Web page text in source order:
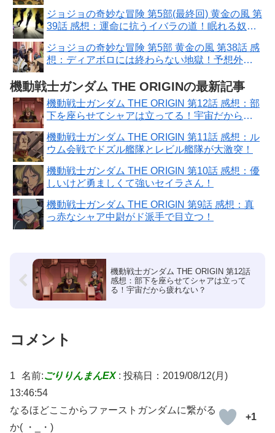
ジョジョの奇妙な冒険 第5部(最終回) 黄金の風 第
39話 感想：運命に抗うイバラの道！眠れる奴隷
ジョジョの奇妙な冒険 第5部 黄金の風 第38話 感
想：ディアボロには終わらない地獄！予想外の
機動戦士ガンダム THE ORIGINの最新記事
機動戦士ガンダム THE ORIGIN 第12話 感想：部
下を座らせてシャアは立ってる！宇宙だから疲
機動戦士ガンダム THE ORIGIN 第11話 感想：ル
ウム会戦でドズル艦隊とレビル艦隊が大激突！
機動戦士ガンダム THE ORIGIN 第10話 感想：優
しいけど勇ましくて強いセイラさん！
機動戦士ガンダム THE ORIGIN 第9話 感想：真
っ赤なシャア中尉がド派手で目立つ！
機動戦士ガンダム THE ORIGIN 第12話
感想：部下を座らせてシャアは立って
る！宇宙だから疲れない？
コメント
1 名前:ごりりんまんEX: 投稿日：2019/08/12(月)
13:46:54
+1
なるほどここからファーストガンダムに繋がる
か( ・_・)